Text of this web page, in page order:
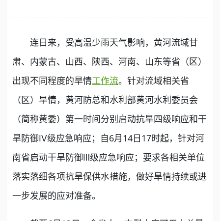
连日来，受高温少雨天气影响，黄河流域甘
肃、内蒙古、山西、陕西、河南、山东等省（区）
出现不同程度的旱情工作流。针对流域相关省
（区）旱情，黄河防总和水利部黄河水利委员会
（简称黄委）第一时间分别启动抗旱四级响应和干
旱防御Ⅳ级应急响应；自6月14日17时起，针对河
南省启动干旱防御Ⅲ级应急响应；要求各相关单位
落实落细各项抗旱保供水措施，做好旱情持续或进
一步发展的应对准备。